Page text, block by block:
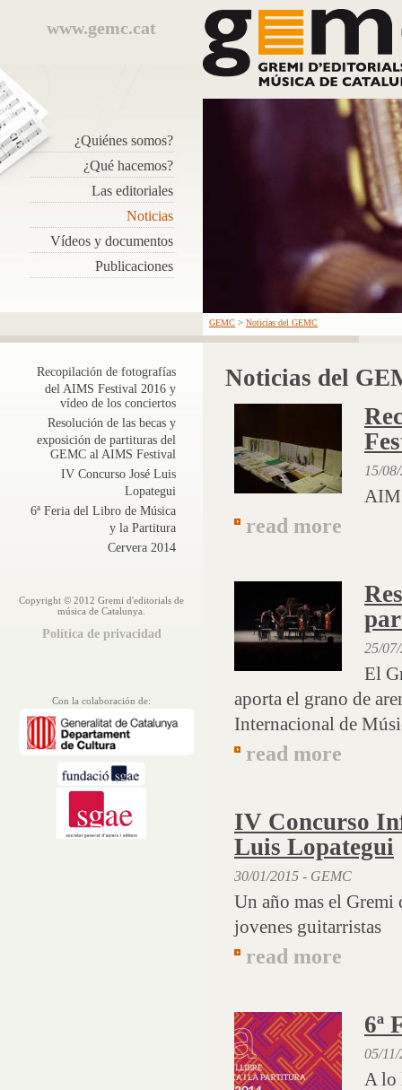
www.gemc.cat
¿Quiénes somos?
¿Qué hacemos?
Las editoriales
Noticias
Vídeos y documentos
Publicaciones
GEMC > Noticias del GEMC
Recopilación de fotografías
del AIMS Festival 2016 y
vídeo de los conciertos
Resolución de las becas y
exposición de partituras del
GEMC al AIMS Festival
IV Concurso José Luis
Lopategui
6ª Feria del Libro de Música
y la Partitura
Cervera 2014
Copyright © 2012 Gremi d'editorials de
música de Catalunya.
Política de privacidad
Con la colaboración de:
Noticias del
15/
read more
25/
El
aporta el grano de
Internacional de
read more
IV Concurso
Luis Lopategui
30/01/2015 - GEMC
Un año mas el Gremi
jovenes guitarristas
read more
6ª
05/
A lo